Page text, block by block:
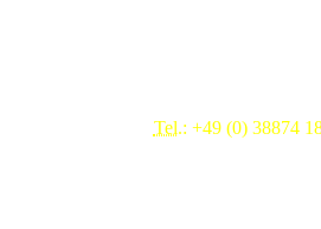
Tel.: +49 (0) 38874